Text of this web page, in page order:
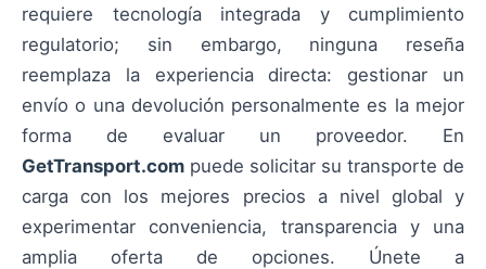
requiere tecnología integrada y cumplimiento
regulatorio; sin embargo, ninguna reseña
reemplaza la experiencia directa: gestionar un
envío o una devolución personalmente es la mejor
forma de evaluar un proveedor. En
GetTransport.com puede solicitar su transporte de
carga con los mejores precios a nivel global y
experimentar conveniencia, transparencia y una
amplia oferta de opciones. Únete a